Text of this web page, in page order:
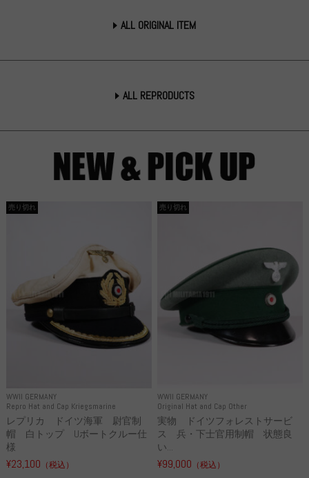
ALL ORIGINAL ITEM
ALL REPRODUCTS
WWII GERMANY
Repro Hat and Cap Kriegsmarine
売り切れ
レプリカ ドイツ海軍 尉官制
帽 白トップ Uボートクルー仕
様
¥23,100 （税込）
WWII GERMANY
Original Hat and Cap Other
売り切れ
実物 ドイツフォレストサービ
ス 兵・下士官用制帽 状態良
い...
¥99,000 （税込）